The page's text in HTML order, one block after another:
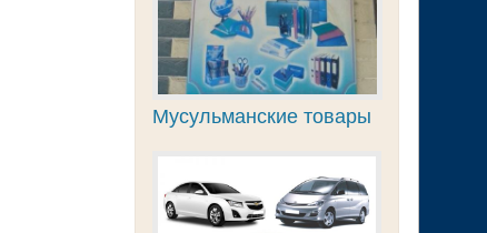
Мусульманские товары